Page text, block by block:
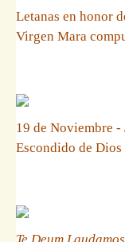
Letanas en honor
Virgen Mara
19 de Noviembre -
Escondido de Dios